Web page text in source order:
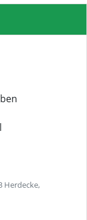
Herdecke,